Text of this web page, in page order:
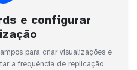
e configurar
para criar visualizações e
a frequência de replicação